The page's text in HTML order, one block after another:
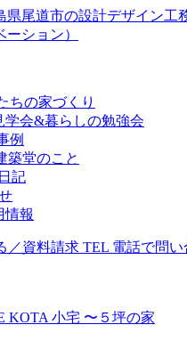
ちの家づくり
学会&暮らしの勉強会
例
築堂のこと
記
情報
／資料請求 TEL 電話で問い
KOTA 小宅 〜５坪の家